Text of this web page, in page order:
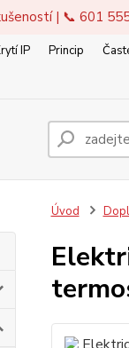
| 📞 601
IP Princip
Úvod